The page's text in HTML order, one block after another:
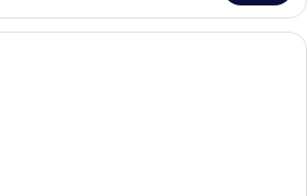
Safe på rommet, skrivebord og